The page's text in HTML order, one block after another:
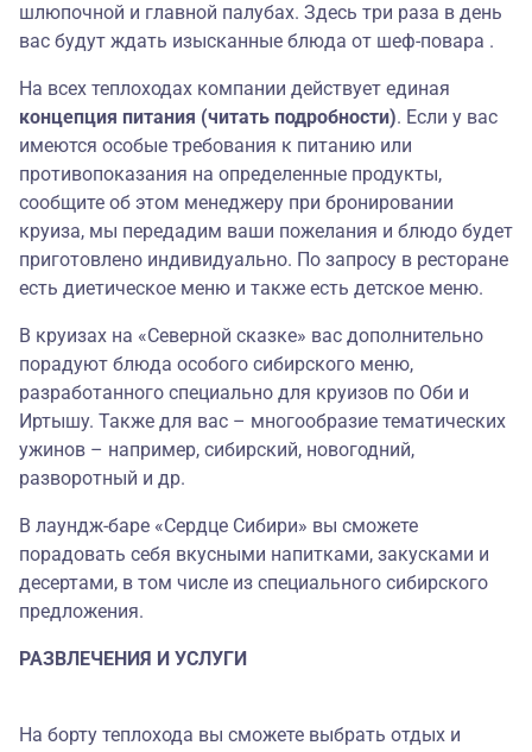
шлюпочной и главной палубах. Здесь три раза в день
вас будут ждать изысканные блюда от шеф-повара .
На всех теплоходах компании действует единая
концепция питания (читать подробности). Если у вас
имеются особые требования к питанию или
противопоказания на определенные продукты,
сообщите об этом менеджеру при бронировании
круиза, мы передадим ваши пожелания и блюдо будет
приготовлено индивидуально. По запросу в ресторане
есть диетическое меню и также есть детское меню.
В круизах на «Северной сказке» вас дополнительно
порадуют блюда особого сибирского меню,
разработанного специально для круизов по Оби и
Иртышу. Также для вас – многообразие тематических
ужинов – например, сибирский, новогодний,
разворотный и др.
В лаундж-баре «Сердце Сибири» вы сможете
порадовать себя вкусными напитками, закусками и
десертами, в том числе из специального сибирского
предложения.
РАЗВЛЕЧЕНИЯ И УСЛУГИ
На борту теплохода вы сможете выбрать отдых и